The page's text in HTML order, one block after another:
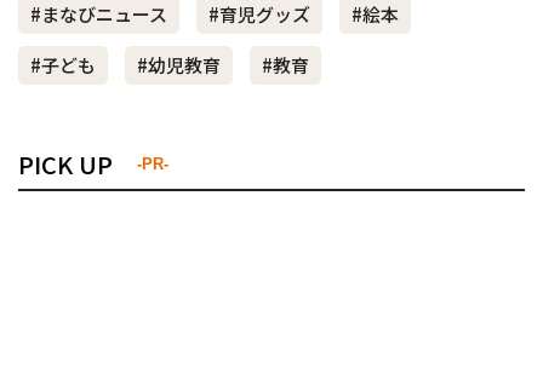
#まなびニュース #育児グッズ
#絵本
#子ども
#幼児教育 #教育
PICK UP -PR-